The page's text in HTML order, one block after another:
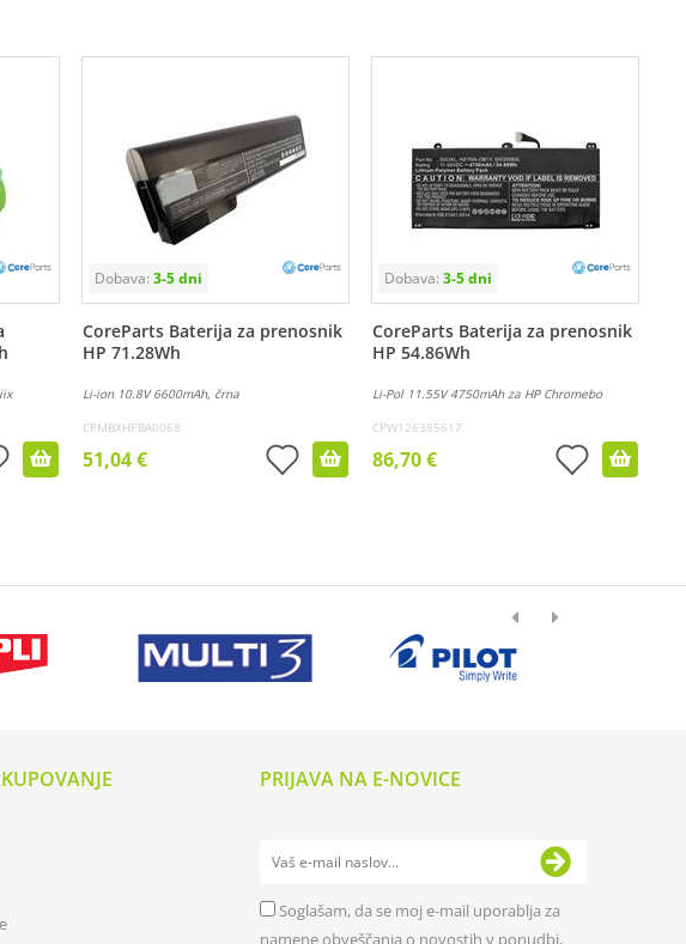
CoreParts Baterija za prenosnik
HP 71.28Wh
Li-ion 10.8V 6600mAh, črna
CPMBXHPBA0068
51,04 €
CoreParts Baterija za prenosnik
HP 54.86Wh
Li-Pol 11.55V 4750mAh za HP Chromebo
CPW126385617
86,70 €
PRIJAVA NA E-NOVICE
Soglašam, da se moj e-mail uporablja za
namene obveščanja o novostih v ponudbi,